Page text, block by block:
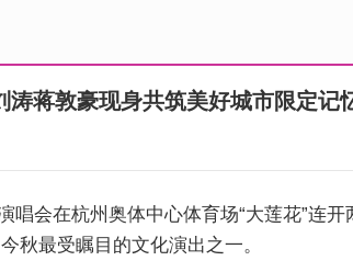
蒋敦豪现身共筑美好城市限定记
唱会在杭州奥体中心体育场“大莲花”连
秋最受瞩目的文化演出之一。